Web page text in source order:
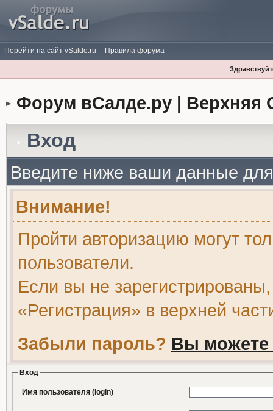
Перейти на сайт vSalde.ru Правила форума
Форум вСалде.ру | Верхняя
Вход
Введите ниже ваши данные
Внимание!
Пройти авторизацию могут
пользователи.
Если вы не
«Регистрация» в верхней
Забыли пароль? Вы можете
Вход
Имя пользователя (login)